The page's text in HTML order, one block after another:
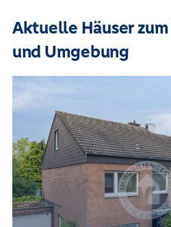
Aktuelle Häuser
und Umgebung